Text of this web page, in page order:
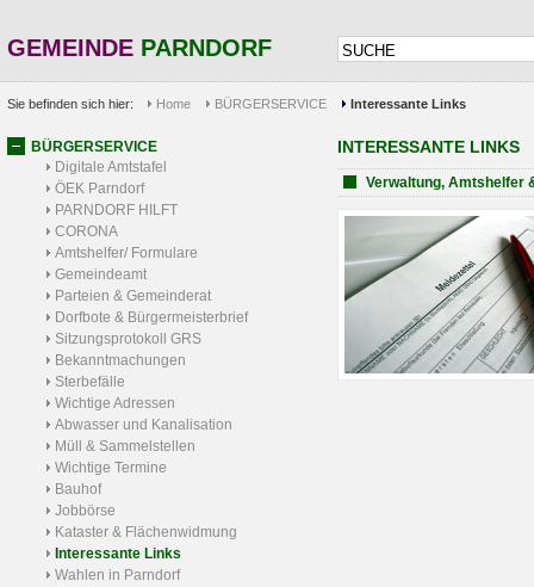
GEMEINDE PARNDORF
Sie befinden sich hier: Home BÜRGERSERVICE Interessante Links
BÜRGERSERVICE
Digitale Amtstafel
ÖEK Parndorf
PARNDORF HILFT
CORONA
Amtshelfer/ Formulare
Gemeindeamt
Parteien & Gemeinderat
Dorfbote & Bürgermeisterbrief
Sitzungsprotokoll GRS
Bekanntmachungen
Sterbefälle
Wichtige Adressen
Abwasser und Kanalisation
Müll & Sammelstellen
Wichtige Termine
Bauhof
Jobbörse
Kataster & Flächenwidmung
Interessante Links
Wahlen in Parndorf
INTERESSANTE LINKS
Verwaltung, Amtshelfer